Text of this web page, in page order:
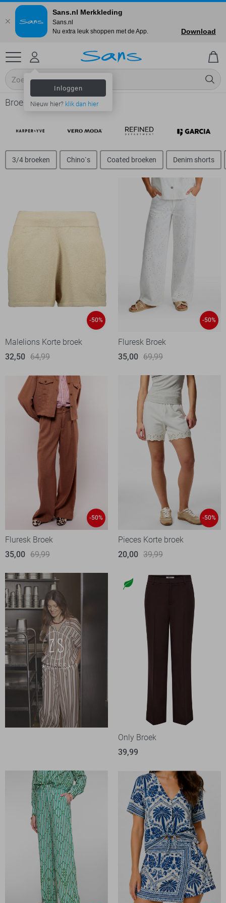
Inloggen
Nieuw hier? klik dan hier
Broeken online shop
3/4 broeken Chino`s Coated broeken Denim shorts
-50%
Malelions Korte broek
32,50 64,99
-50%
Fluresk Broek
35,00 69,99
-50%
Fluresk Broek
35,00 69,99
-50%
Pieces Korte broek
20,00 39,99
Only Broek
39,99
Sans.nl Merkkleding
Sans.nl
Nu extra leuk shoppen met de App.
Download